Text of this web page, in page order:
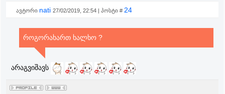
ავტორი nati 27/02/2019, 22:54 | პოსტი # 24
როგორახართ ხალხო ?
არაგვიშავს